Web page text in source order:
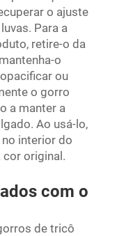
o ajuste
Para a
retire-o da
o
ou
o gorro
a manter a
Ao usá-lo,
interior do
cor original.
com o
de tricô